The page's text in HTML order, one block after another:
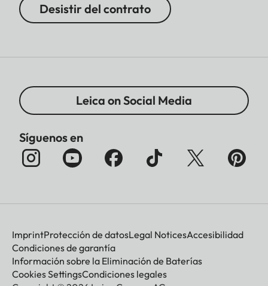
Desistir del contrato
Leica on Social Media
Síguenos en
ImprintProtección de datosLegal NoticesAccesibilidad
Condiciones de garantía
Información sobre la Eliminación de Baterías
Cookies SettingsCondiciones legales